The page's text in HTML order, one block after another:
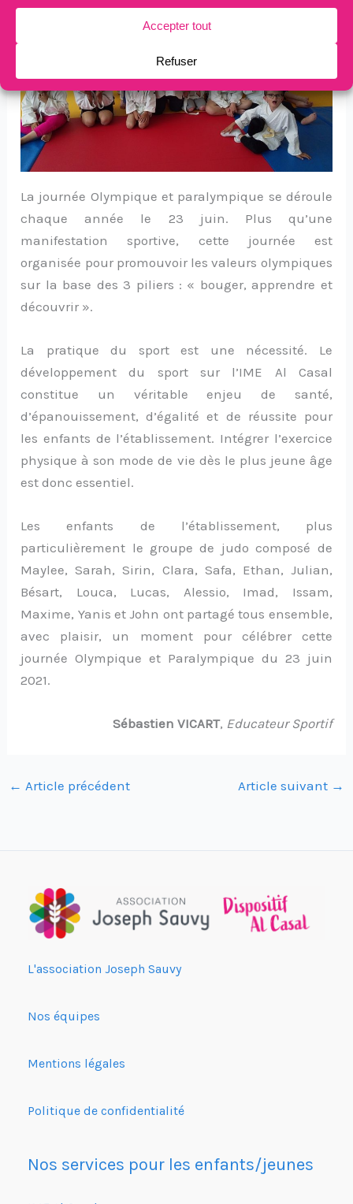
La journée Olympique et paralympique se déroule
chaque année le 23 juin. Plus qu’une
manifestation sportive, cette journée est
organisée pour promouvoir les valeurs olympiques
sur la base des 3 piliers : « bouger, apprendre et
découvrir ».
La pratique du sport est une nécessité. Le
développement du sport sur l’IME Al Casal
constitue un véritable enjeu de santé,
d’épanouissement, d’égalité et de réussite pour
les enfants de l’établissement. Intégrer l’exercice
physique à son mode de vie dès le plus jeune âge
est donc essentiel.
Les enfants de l’établissement, plus
particulièrement le groupe de judo composé de
Maylee, Sarah, Sirin, Clara, Safa, Ethan, Julian,
Bésart, Louca, Lucas, Alessio, Imad, Issam,
Maxime, Yanis et John ont partagé tous ensemble,
avec plaisir, un moment pour célébrer cette
journée Olympique et Paralympique du 23 juin
2021.
Sébastien VICART, Educateur Sportif
← Article précédent Article suivant →
L'association Joseph Sauvy
Nos équipes
Mentions légales
Politique de confidentialité
Nos services pour les enfants/jeunes